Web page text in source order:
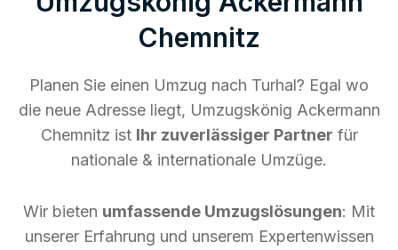
Chemnitz
Planen Sie einen Umzug nach Turhal? Egal wo
die neue Adresse liegt, Umzugskönig Ackermann
Chemnitz ist Ihr zuverlässiger Partner für
nationale & internationale Umzüge.
Wir bieten umfassende Umzugslösungen: Mit
unserer Erfahrung und unserem Expertenwissen